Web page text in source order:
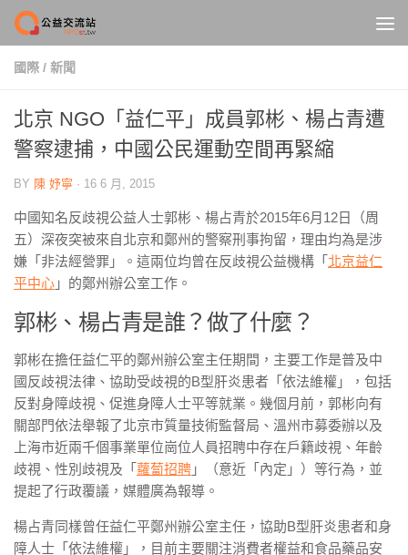
Skip to content
國際 / 新聞
北京 NGO「益仁平」成員郭彬、楊占青遭
警察逮捕，中國公民運動空間再緊縮
BY 陳 妤寧 · 16 6 月, 2015
中國知名反歧視公益人士郭彬、楊占青於2015年6月12日（周
五）深夜突被來自北京和鄭州的警察刑事拘留，理由均為是涉
嫌「非法經營罪」。這兩位均曾在反歧視公益機構「 北京益仁
平中心 」的鄭州辦公室工作。
郭彬、楊占青是誰？做了什麼？
郭彬在擔任益仁平的鄭州辦公室主任期間，主要工作是普及中
國反歧視法律、協助受歧視的B型肝炎患者「依法維權」，包括
反對身障歧視、促進身障人士平等就業。幾個月前，郭彬向有
關部門依法舉報了北京市質量技術監督局、溫州市募委辦以及
上海市近兩千個事業單位崗位人員招聘中存在戶籍歧視、年齡
歧視、性別歧視及「 蘿蔔招聘 」（意近「內定」）等行為，並
提起了行政覆議，媒體廣為報導。
楊占青同樣曾任益仁平鄭州辦公室主任，協助B型肝炎患者和身
障人士「依法維權」，目前主要關注消費者權益和食品藥品安